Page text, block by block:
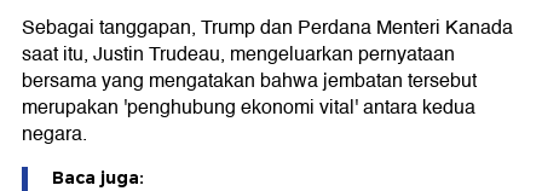
Sebagai tanggapan, Trump dan Perdana Menteri Kanada
saat itu, Justin Trudeau, mengeluarkan pernyataan
bersama yang mengatakan bahwa jembatan tersebut
merupakan 'penghubung ekonomi vital' antara kedua
negara.
Baca juga: